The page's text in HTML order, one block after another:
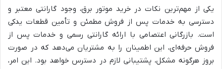
یکی از مهم‌ترین نکات در خرید موتور برق، وجود گارانتی معتبر و
دسترسی به خدمات پس از فروش مطمئن و تأمین قطعات یدکی
است. بازرگانی اعتصامی با ارائه گارانتی رسمی و خدمات پس از
فروش حرفه‌ای، این اطمینان را به مشتریان می‌دهد که در صورت
بروز هرگونه مشکل، پشتیبانی لازم در دسترس خواهد بود. این امر،